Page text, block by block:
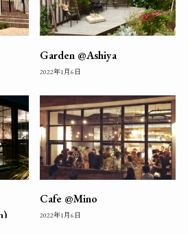
Garden @Ashiya
2022年1月6日
Cafe @Mino
2022年1月6日